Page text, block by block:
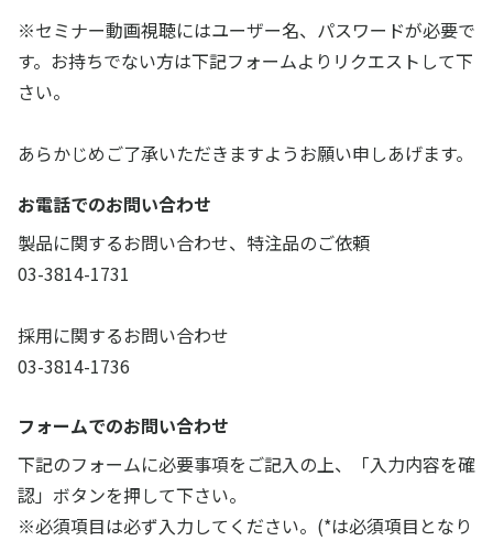
※セミナー動画視聴にはユーザー名、パスワードが必要で
す。お持ちでない方は下記フォームよりリクエストして下
さい。
あらかじめご了承いただきますようお願い申しあげます。
お電話でのお問い合わせ
製品に関するお問い合わせ、特注品のご依頼
03-3814-1731
採用に関するお問い合わせ
03-3814-1736
フォームでのお問い合わせ
下記のフォームに必要事項をご記入の上、「入力内容を確
認」ボタンを押して下さい。
※必須項目は必ず入力してください。(*は必須項目となり